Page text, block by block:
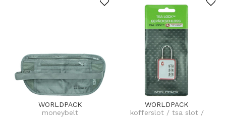
WORLDPACK
moneybelt
WORLDPACK
kofferslot / tsa slot /